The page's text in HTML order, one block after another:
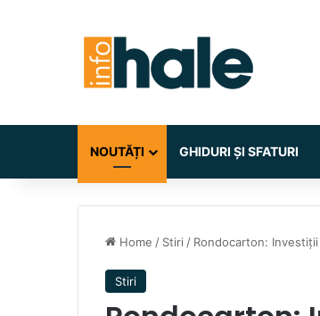
NOUTĂȚI GHIDURI ȘI SFATURI
Home / Stiri / Rondocarton:
Stiri